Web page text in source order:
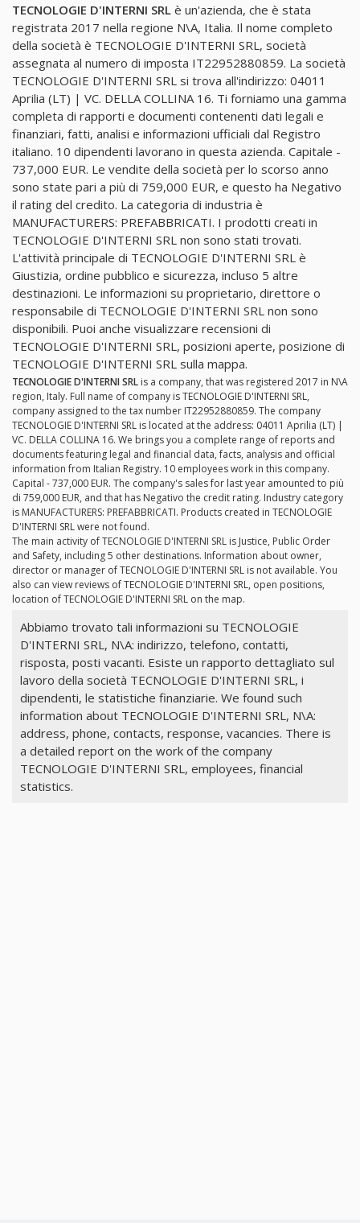
TECNOLOGIE D'INTERNI SRL è un'azienda, che è stata
registrata 2017 nella regione N\A, Italia. Il nome completo
della società è TECNOLOGIE D'INTERNI SRL, società
assegnata al numero di imposta IT22952880859. La società
TECNOLOGIE D'INTERNI SRL si trova all'indirizzo: 04011
Aprilia (LT) | VC. DELLA COLLINA 16. Ti forniamo una gamma
completa di rapporti e documenti contenenti dati legali e
finanziari, fatti, analisi e informazioni ufficiali dal Registro
italiano. 10 dipendenti lavorano in questa azienda. Capitale -
737,000 EUR. Le vendite della società per lo scorso anno
sono state pari a più di 759,000 EUR, e questo ha Negativo
il rating del credito. La categoria di industria è
MANUFACTURERS: PREFABBRICATI. I prodotti creati in
TECNOLOGIE D'INTERNI SRL non sono stati trovati.
L'attività principale di TECNOLOGIE D'INTERNI SRL è
Giustizia, ordine pubblico e sicurezza, incluso 5 altre
destinazioni. Le informazioni su proprietario, direttore o
responsabile di TECNOLOGIE D'INTERNI SRL non sono
disponibili. Puoi anche visualizzare recensioni di
TECNOLOGIE D'INTERNI SRL, posizioni aperte, posizione di
TECNOLOGIE D'INTERNI SRL sulla mappa.
TECNOLOGIE D'INTERNI SRL is a company, that was registered 2017 in N\A
region, Italy. Full name of company is TECNOLOGIE D'INTERNI SRL,
company assigned to the tax number IT22952880859. The company
TECNOLOGIE D'INTERNI SRL is located at the address: 04011 Aprilia (LT) |
VC. DELLA COLLINA 16. We brings you a complete range of reports and
documents featuring legal and financial data, facts, analysis and official
information from Italian Registry. 10 employees work in this company.
Capital - 737,000 EUR. The company's sales for last year amounted to più
di 759,000 EUR, and that has Negativo the credit rating. Industry category
is MANUFACTURERS: PREFABBRICATI. Products created in TECNOLOGIE
D'INTERNI SRL were not found.
The main activity of TECNOLOGIE D'INTERNI SRL is Justice, Public Order
and Safety, including 5 other destinations. Information about owner,
director or manager of TECNOLOGIE D'INTERNI SRL is not available. You
also can view reviews of TECNOLOGIE D'INTERNI SRL, open positions,
location of TECNOLOGIE D'INTERNI SRL on the map.
Abbiamo trovato tali informazioni su TECNOLOGIE
D'INTERNI SRL, N\A: indirizzo, telefono, contatti,
risposta, posti vacanti. Esiste un rapporto dettagliato sul
lavoro della società TECNOLOGIE D'INTERNI SRL, i
dipendenti, le statistiche finanziarie. We found such
information about TECNOLOGIE D'INTERNI SRL, N\A:
address, phone, contacts, response, vacancies. There is
a detailed report on the work of the company
TECNOLOGIE D'INTERNI SRL, employees, financial
statistics.